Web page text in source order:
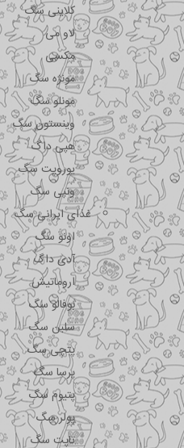
کلاینی سگ
لاو می
مکسی
مونژه سگ
مونلو سگ
وینستون سگ
هپی داگ
یوروپت سگ
ونپی سگ
غذای ایرانی سگ
اونو سگ
آدی داگ
اروماتیش
بوفالو سگ
سلبن سگ
پتچی سگ
پرسا سگ
پتیوم سگ
پولر سگ
تاپت سگ